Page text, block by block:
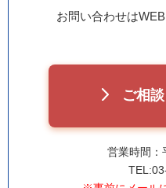
お問い合わせは
ご相
営業時間：